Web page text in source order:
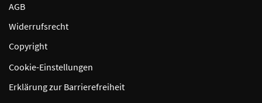
AGB
Widerrufsrecht
Copyright
Cookie-Einstellungen
Erklärung zur Barrierefreiheit